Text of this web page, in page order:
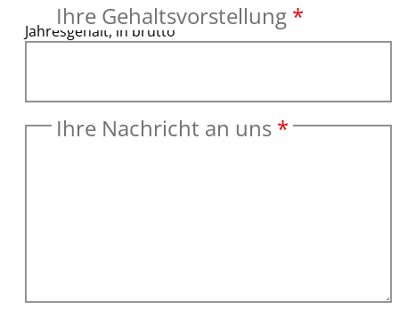
Ihre Gehaltsvorstellung *
Jahresgehalt, in brutto
Ihre Nachricht an uns *